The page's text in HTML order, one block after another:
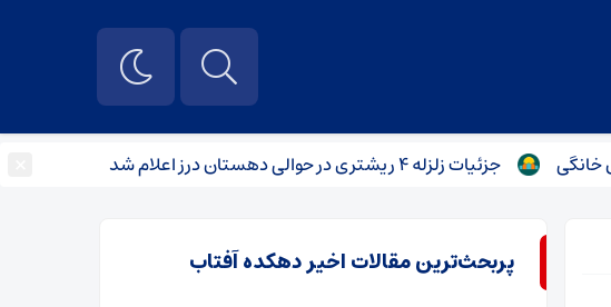
جزئیات زلزله ۴ ریشتری در حوالی دهستان درز اعلام شد آماده‌باش بزرگ/ ۲۵۰۰ نیروی امدادی در این مسیر مستقر شد
پربحث‌ترین مقالات اخیر دهکده آفتاب